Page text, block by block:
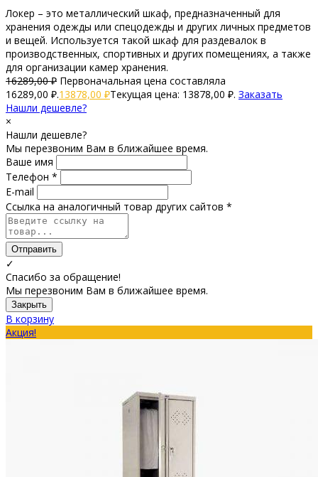
Локер – это металлический шкаф, предназначенный для
хранения одежды или спецодежды и других личных предметов
и вещей. Используется такой шкаф для раздевалок в
производственных, спортивных и других помещениях, а также
для организации камер хранения.
16289,00₽ Первоначальная цена составляла
16289,00 ₽.13878,00 ₽Текущая цена: 13878,00 ₽. Заказать
Нашли дешевле?
×
Нашли дешевле?
Мы перезвоним Вам в ближайшее время.
Ваше имя
Телефон *
E-mail
Ссылка на аналогичный товар других сайтов *
Отправить
✓
Спасибо за обращение!
Мы перезвоним Вам в ближайшее время.
Закрыть
В корзину
Акция!